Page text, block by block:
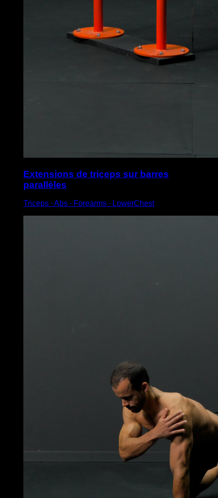
Extensions de triceps sur barres
parallèles
Triceps ∙ Abs ∙ Forearms ∙ LowerChest